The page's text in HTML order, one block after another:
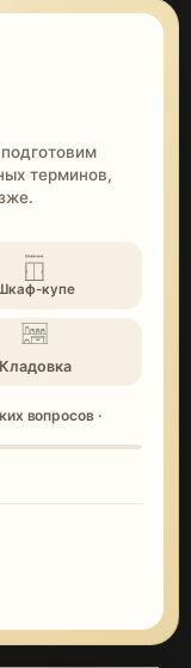
терминов,
купе
Кладовка